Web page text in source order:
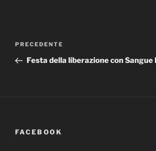
Navigazione
Articolo
precedente:
PRECEDENTE
Festa della liberazione con Sangue
FACEBOOK